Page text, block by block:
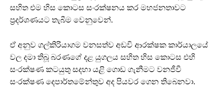
සහිත එම හිස කොටස සංරක්ෂනය කර මහජනතාවට
ප්‍රදර්ශණයට තැබීම වෙනුවෙන්.
ඒ අනුව ගල්කිරියාගම වනසත්ව අඩවි ආරක්ෂක කාර්යාලයේ
වල දමා තිබූ බරණගේ දළ යුගලය සහිත හිස කොටස එහි
සංරක්ෂණ කටයුතු සදහා යළි ගොඩ ගැනීමට වනජීවී
සංරක්ෂණ දෙපාර්තමේන්තුව අද පියවර ගෙන තිබෙනවා.